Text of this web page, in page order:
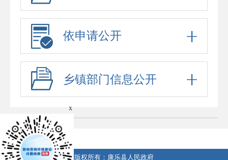
行政许可
行政处罚
回应关切
政府信息公开标准目录
公务员、事业单位招考
防范化解重大风险
稳岗就业
依申请公开
乡镇部门信息公开
版权所有：康乐县人民政府
x